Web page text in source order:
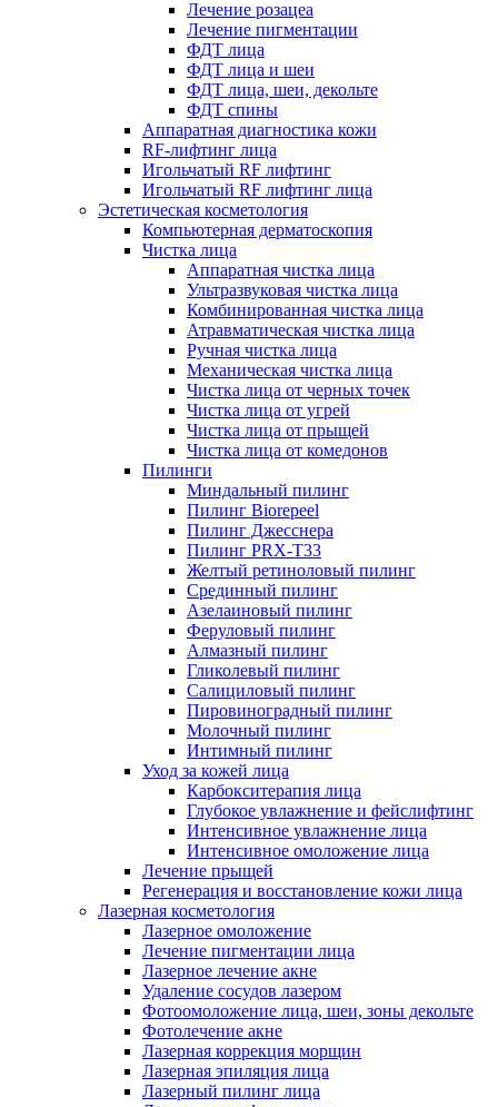
Лечение розацеа
Лечение пигментации
ФДТ лица
ФДТ лица и шеи
ФДТ лица, шеи, декольте
ФДТ спины
Аппаратная диагностика кожи
RF-лифтинг лица
Игольчатый RF лифтинг
Игольчатый RF лифтинг лица
Эстетическая косметология
Компьютерная дерматоскопия
Чистка лица
Аппаратная чистка лица
Ультразвуковая чистка лица
Комбинированная чистка лица
Атравматическая чистка лица
Ручная чистка лица
Механическая чистка лица
Чистка лица от черных точек
Чистка лица от угрей
Чистка лица от прыщей
Чистка лица от комедонов
Пилинги
Миндальный пилинг
Пилинг Biorepeel
Пилинг Джесснера
Пилинг PRX-T33
Желтый ретиноловый пилинг
Срединный пилинг
Азелаиновый пилинг
Феруловый пилинг
Алмазный пилинг
Гликолевый пилинг
Салициловый пилинг
Пировиноградный пилинг
Молочный пилинг
Интимный пилинг
Уход за кожей лица
Карбокситерапия лица
Глубокое увлажнение и фейслифтинг
Интенсивное увлажнение лица
Интенсивное омоложение лица
Лечение прыщей
Регенерация и восстановление кожи лица
Лазерная косметология
Лазерное омоложение
Лечение пигментации лица
Лазерное лечение акне
Удаление сосудов лазером
Фотоомоложение лица, шеи, зоны декольте
Фотолечение акне
Лазерная коррекция морщин
Лазерная эпиляция лица
Лазерный пилинг лица